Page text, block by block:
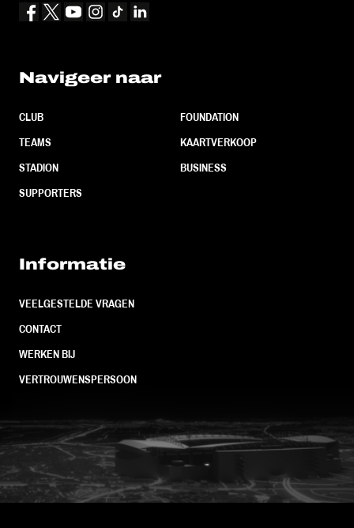
Navigeer naar
CLUB
TEAMS
STADION
SUPPORTERS
FOUNDATION
KAARTVERKOOP
BUSINESS
Informatie
VEELGESTELDE VRAGEN
CONTACT
WERKEN BIJ
VERTROUWENSPERSOON
FC Utrecht<br>vanuit<br>het